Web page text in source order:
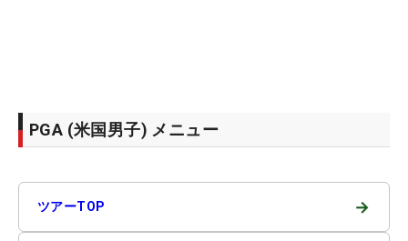
PGA (米国男子) メニュー
ツアーTOP →